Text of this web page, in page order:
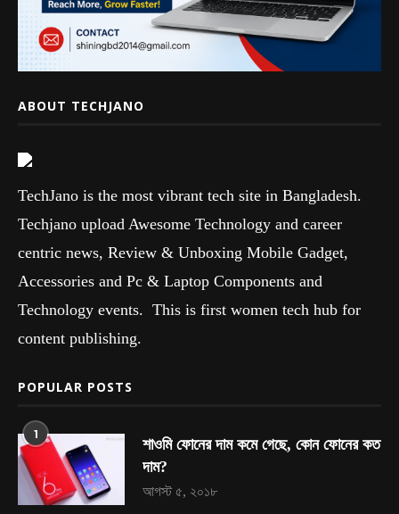
ABOUT TECHJANO
TechJano is the most vibrant tech site in Bangladesh.
Techjano upload Awesome Technology and career
centric news, Review & Unboxing Mobile Gadget,
Accessories and Pc & Laptop Components and
Technology events. This is first women tech hub for
content publishing.
POPULAR POSTS
1
শাওমি ফোনের দাম কমে গেছে, কোন ফোনের কত
দাম?
আগস্ট ৫, ২০১৮